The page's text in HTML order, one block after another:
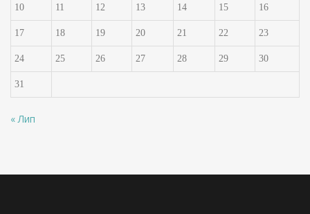
10 11 12 13 14 15 16
17 18 19 20 21 22 23
24 25 26 27 28 29 30
31
« Лип